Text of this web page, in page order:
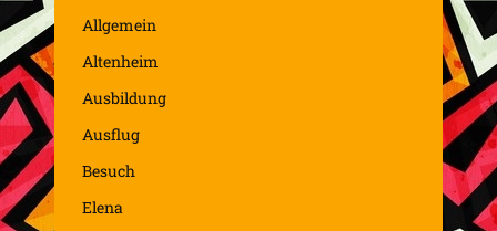
Allgemein
Altenheim
Ausbildung
Ausflug
Besuch
Elena